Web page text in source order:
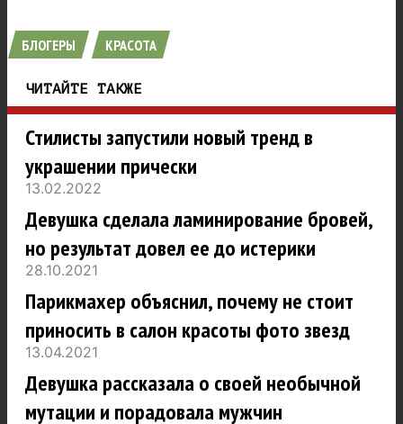
БЛОГЕРЫ КРАСОТА
ЧИТАЙТЕ ТАКЖЕ
Стилисты запустили новый тренд в
украшении прически
13.02.2022
Девушка сделала ламинирование бровей,
но результат довел ее до истерики
28.10.2021
Парикмахер объяснил, почему не стоит
приносить в салон красоты фото звезд
13.04.2021
Девушка рассказала о своей необычной
мутации и порадовала мужчин